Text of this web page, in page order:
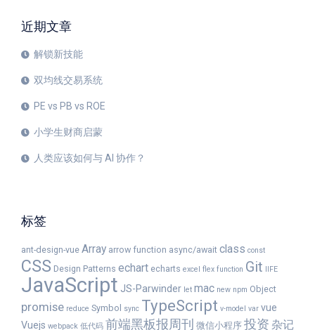
近期文章
解锁新技能
双均线交易系统
PE vs PB vs ROE
小学生财商启蒙
人类应该如何与 AI 协作？
标签
ant-design-vue Array arrow function async/await class const
CSS Design Patterns echart echarts excel flex function Git IIFE
JavaScript JS-Parwinder let mac new npm Object
promise reduce Symbol sync TypeScript v-model var vue
Vuejs webpack 低代码 前端黑板报周刊 微信小程序 投资 杂记